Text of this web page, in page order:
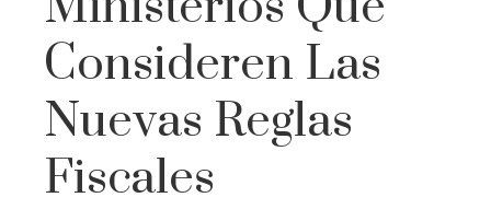
Consideren Las
Nuevas Reglas
Fiscales